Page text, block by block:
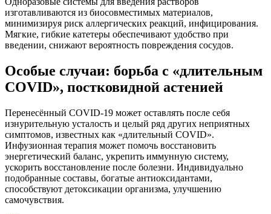
изготавливаются из биосовместимых материалов,
минимизируя риск аллергических реакций, инфицирования.
Мягкие, гибкие катетеры обеспечивают удобство при
введении, снижают вероятность повреждения сосудов.
Особые случаи: борьба с «длительным
COVID», постковидной астенией
Перенесённый COVID-19 может оставлять после себя
изнурительную усталость и целый ряд других неприятных
симптомов, известных как «длительный COVID».
Инфузионная терапия может помочь восстановить
энергетический баланс, укрепить иммунную систему,
ускорить восстановление после болезни. Индивидуально
подобранные составы, богатые антиоксидантами,
способствуют детоксикации организма, улучшению
самочувствия.